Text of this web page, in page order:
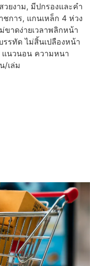
ยงาม, มีปกรองและคำ
ชการ, แกนเหล็ก 4 ห่วง
ขาดง่ายเวลาพลิกหน้า
รทัด ไม่สิ้นเปลืองหน้า
แนวนอน ความหนา
/เล่ม